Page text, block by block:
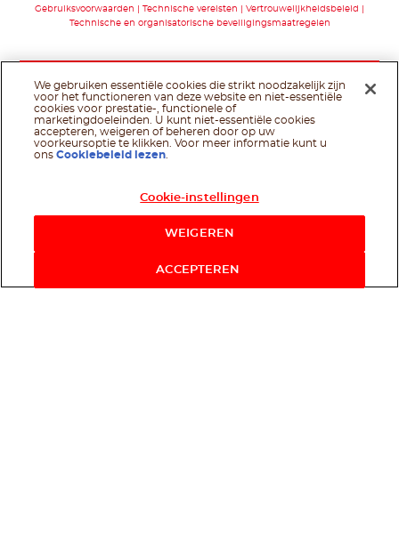
Gebruiksvoorwaarden
Technische vereisten
Vertrouwelijkheidsbeleid
Technische en organisatorische beveiligingsmaatregelen
We gebruiken essentiële cookies die strikt noodzakelijk zijn
voor het functioneren van deze website en niet-essentiële
cookies voor prestatie-, functionele of
marketingdoeleinden. U kunt niet-essentiële cookies
accepteren, weigeren of beheren door op uw
voorkeursoptie te klikken. Voor meer informatie kunt u
onsCookiebeleid lezen
Cookie-instellingen
WEIGEREN
ACCEPTEREN